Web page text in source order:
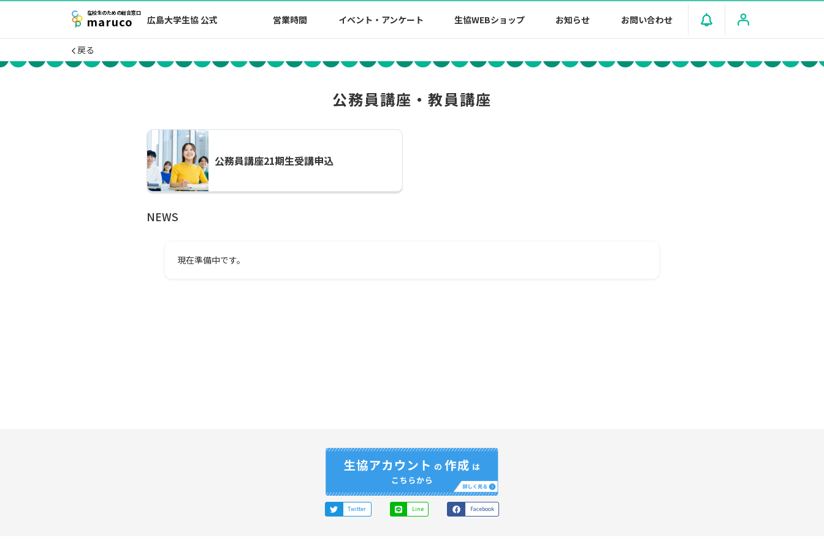
maruco
在校生のための総合窓口
広島大学生協 公式 営業時間 イベント・アンケート 生協WEBショップ お知らせ お問い合わせ
戻る
公務員講座・教員講座
公務員講座21期生受講申込
NEWS
現在準備中です。
Twitter Line Facebook